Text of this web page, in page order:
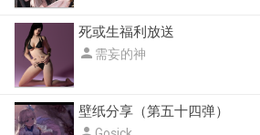
死或生福利放送
 需妄的神
壁纸分享（第五十四弹）